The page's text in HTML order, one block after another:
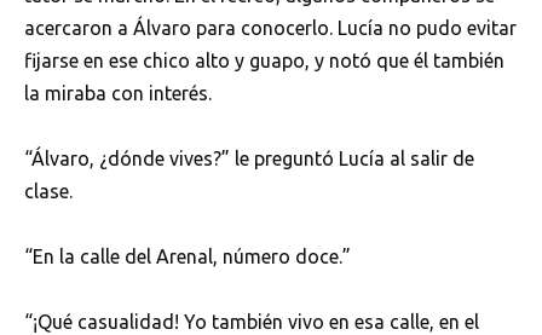
acercaron a Álvaro para conocerlo. Lucía no pudo evitar
fijarse en ese chico alto y guapo, y notó que él también
la miraba con interés.
“Álvaro, ¿dónde vives?” le preguntó Lucía al salir de
clase.
“En la calle del Arenal, número doce.”
“¡Qué casualidad! Yo también vivo en esa calle, en el